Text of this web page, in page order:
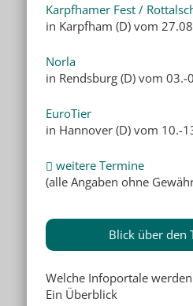
Karpfhamer Fest /
in Karpfham (D) vom
Norla
in Rendsburg (D) vom
EuroTier
in Hannover (D) vom 10.-
weitere Termine
(alle Angaben ohne
Blick über den
Welche Infoportale
Ein Überblick